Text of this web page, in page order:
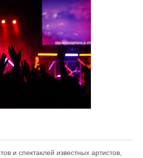
и спектаклей известных артистов,